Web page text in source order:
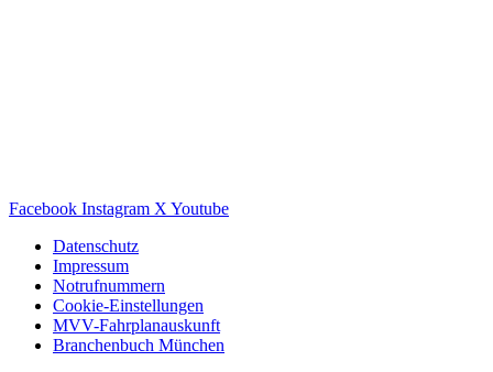
Facebook Instagram X Youtube
Datenschutz
Impressum
Notrufnummern
Cookie-Einstellungen
MVV-Fahrplanauskunft
Branchenbuch München